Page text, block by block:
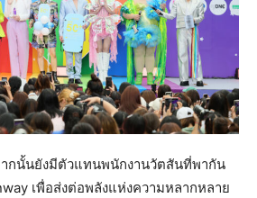
กนั้นยังมีตัวแทนพนักงานวัตสันที่พากัน
เพื่อส่งต่อพลังแห่งความหลากหลาย